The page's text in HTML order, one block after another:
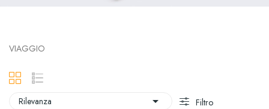
VIAGGIO
Rilevanza  Filtro